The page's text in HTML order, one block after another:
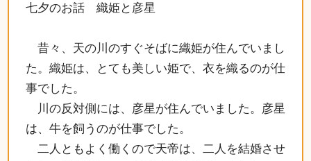
七夕のお話 織姫と彦星
昔々、天の川のすぐそばに織姫が住んでいまし
た。織姫は、とても美しい姫で、衣を織るのが仕
事でした。
川の反対側には、彦星が住んでいました。彦星
は、牛を飼うのが仕事でした。
二人ともよく働くので天帝は、二人を結婚させ